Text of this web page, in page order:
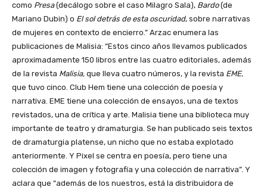
como Presa(decálogo sobre el caso Milagro Sala), Bardo(de
Mariano Dubin) o El sol detrás de esta oscuridad, sobre narrativas
de mujeres en contexto de encierro.” Arzac enumera las
publicaciones de Malisia: “Estos cinco años llevamos publicados
aproximadamente 150 libros entre las cuatro editoriales, además
de la revista Malisia, que lleva cuatro números, y la revista EME,
que tuvo cinco. Club Hem tiene una colección de poesía y
narrativa. EME tiene una colección de ensayos, una de textos
revistados, una de crítica y arte. Malisia tiene una biblioteca muy
importante de teatro y dramaturgia. Se han publicado seis textos
de dramaturgia platense, un nicho que no estaba explotado
anteriormente. Y Pixel se centra en poesía, pero tiene una
colección de imagen y fotografía y una colección de narrativa”. Y
aclara que “además de los nuestros, está la distribuidora de